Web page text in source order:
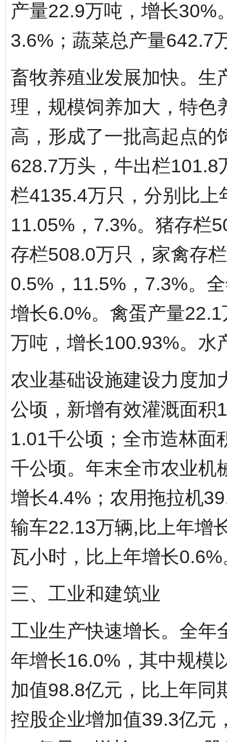
产量22.9万吨，增长30%
3.6%；蔬菜总产量642.7
畜牧养殖业发展加快。生
理，规模饲养加大，特色
高，形成了一批高起点的
628.7万头，牛出栏
栏4135.4万只，分别比
11.05%，7.3%。猪存栏
存栏508.0万只，家禽存
0.5%，11.5%，7.3%。
增长6.0%。禽蛋产量
万吨，增长100.93%。水
农业基础设施建设力度加
公顷，新增有效灌溉面积
1.01千公顷；全市造林面
千公顷。年末全市农业机
增长4.4%；农用拖拉机
输车22.13万辆,比上年增
瓦小时，比上年增长0.6%
三、工业和建筑业
工业生产快速增长。全年
年增长16.0%，其中规模
加值98.8亿元，比上年同
控股企业增加值39.3亿元